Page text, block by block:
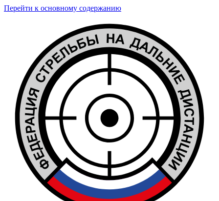
Перейти к основному содержанию